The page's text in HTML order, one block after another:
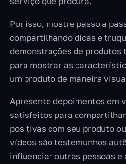
Por isso, mostre passo a
compartilhando dicas e
demonstrações de produtos
para mostrar as
um produto de maneira
Apresente depoimentos em
satisfeitos para
positivas com seu produto
vídeos são testemunhos
influenciar outras pessoas e